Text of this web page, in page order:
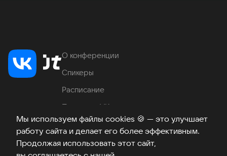
Мы используем файлы cookies 🍪 — это улучшает
работу сайта и делает его более эффективным.
Продолжая использовать этот сайт,
О конференции
Спикеры
Расписание
Продукты VK
Место проведения
Часто задаваемые вопросы